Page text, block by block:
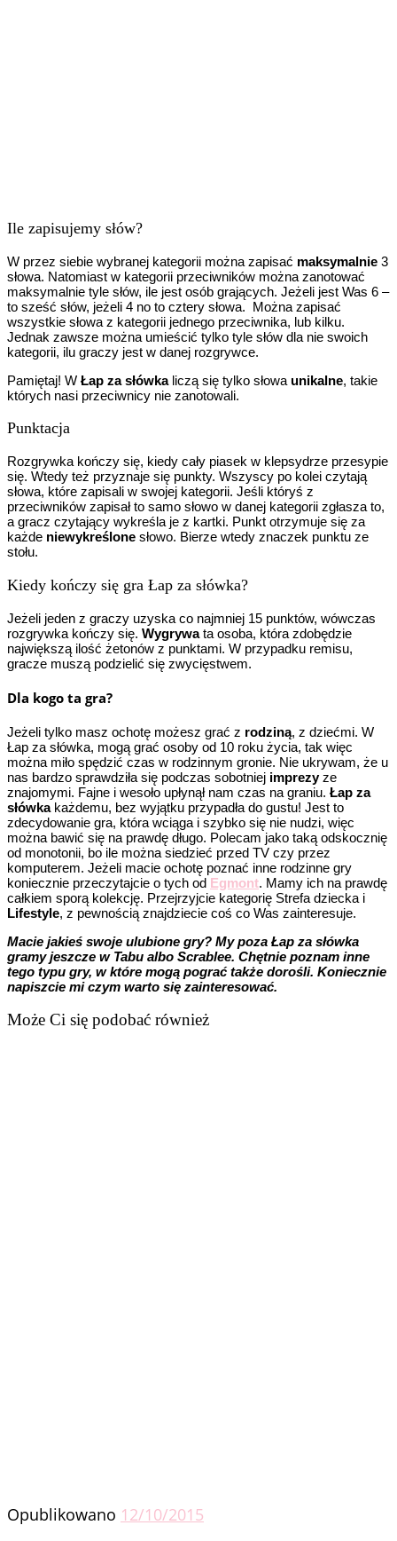
Ile zapisujemy słów?
W przez siebie wybranej kategorii można zapisać maksymalnie 3
słowa. Natomiast w kategorii przeciwników można zanotować
maksymalnie tyle słów, ile jest osób grających. Jeżeli jest Was 6 –
to sześć słów, jeżeli 4 no to cztery słowa. Można zapisać
wszystkie słowa z kategorii jednego przeciwnika, lub kilku.
Jednak zawsze można umieścić tylko tyle słów dla nie swoich
kategorii, ilu graczy jest w danej rozgrywce.
Pamiętaj! W Łap za słówka liczą się tylko słowa unikalne, takie
których nasi przeciwnicy nie zanotowali.
Punktacja
Rozgrywka kończy się, kiedy cały piasek w klepsydrze przesypie
się. Wtedy też przyznaje się punkty. Wszyscy po kolei czytają
słowa, które zapisali w swojej kategorii. Jeśli któryś z
przeciwników zapisał to samo słowo w danej kategorii zgłasza to,
a gracz czytający wykreśla je z kartki. Punkt otrzymuje się za
każde niewykreślone słowo. Bierze wtedy znaczek punktu ze
stołu.
Kiedy kończy się gra Łap za słówka?
Jeżeli jeden z graczy uzyska co najmniej 15 punktów, wówczas
rozgrywka kończy się. Wygrywata osoba, która zdobędzie
największą ilość żetonów z punktami. W przypadku remisu,
gracze muszą podzielić się zwycięstwem.
Dla kogo ta gra?
Jeżeli tylko masz ochotę możesz grać z rodziną, z dziećmi. W
Łap za słówka, mogą grać osoby od 10 roku życia, tak więc
można miło spędzić czas w rodzinnym gronie. Nie ukrywam, że u
nas bardzo sprawdziła się podczas sobotniej imprezyze
znajomymi. Fajne i wesoło upłynął nam czas na graniu. Łap za
słówkakażdemu, bez wyjątku przypadła do gustu! Jest to
zdecydowanie gra, która wciąga i szybko się nie nudzi, więc
można bawić się na prawdę długo. Polecam jako taką odskocznię
od monotonii, bo ile można siedzieć przed TV czy przez
komputerem. Jeżeli macie ochotę poznać inne rodzinne gry
koniecznie przeczytajcie o tych od Egmont. Mamy ich na prawdę
całkiem sporą kolekcję. Przejrzyjcie kategorię Strefa dziecka i
Lifestyle, z pewnością znajdziecie coś co Was zainteresuje.
Macie jakieś swoje ulubione gry? My poza Łap za słówka
gramy jeszcze w Tabu albo Scrablee. Chętnie poznam inne
tego typu gry, w które mogą pograć także dorośli. Koniecznie
napiszcie mi czym warto się zainteresować.
Może Ci się podobać również
Opublikowano 12/10/2015